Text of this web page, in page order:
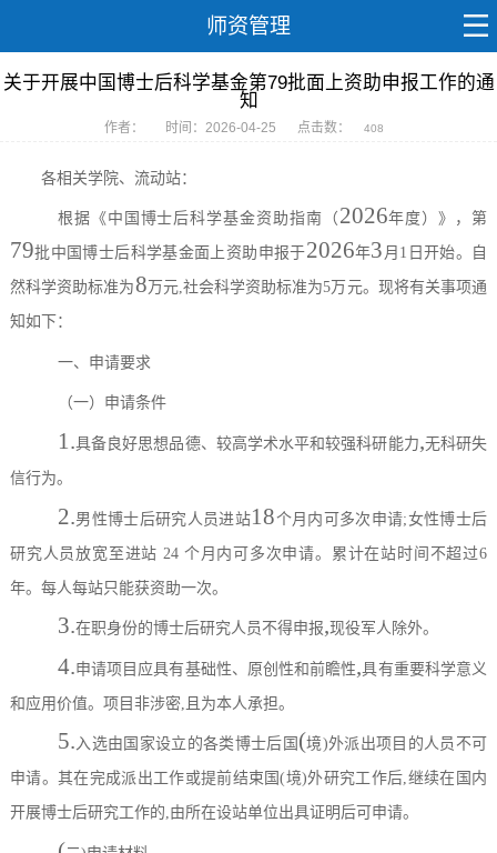
师资管理
关于开展中国博士后科学基金第79批面上资助申报工作的通
知
作者： 时间：2026-04-25 点击数： 408
各相关学院、流动站：
根据 《中国博士后科学基金资助指南（ 2026年度）》 ， 第
79批中国博士后科学基金面上资助申报于2026年3 月 1 日开始。 自
然科学资助标准为8 万元,社会科学资助标准为5万元。现将有关事项通
知如下：
一、申请要求
（一）申请条件
1.具备良好思想品德、较高学术水平和较强科研能力,无科研失
信行为。
2.男性博士后研究人员进站18个月内可多次申请;女性博士后
研究人员放宽至进站 24 个月内可多次申请。累计在站时间不超过6
年。每人每站只能获资助一次。
3.在职身份的博士后研究人员不得申报,现役军人除外。
4. 申请项目应具有基础性、原创性和前瞻性,具有重要科学意义
和应用价值。项目非涉密, 且为本人承担。
5. 入选由国家设立的各类博士后国 (境)外派出项目的人员不可
申请。其在完成派出工作或提前结束国(境)外研究工作后,继续在国内
开展博士后研究工作的,由所在设站单位出具证明后可申请。